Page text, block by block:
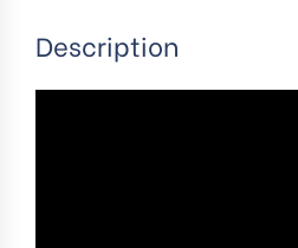
Description